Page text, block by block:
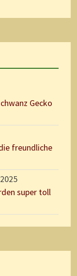
Gecko
freundliche
super toll